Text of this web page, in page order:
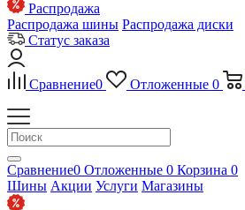
Распродажа
Распродажа шины Распродажа диски
Статус заказа
Сравнение0 Отложенные 0
Сравнение0 Отложенные 0 Корзина 0
Шины Акции Услуги Магазины